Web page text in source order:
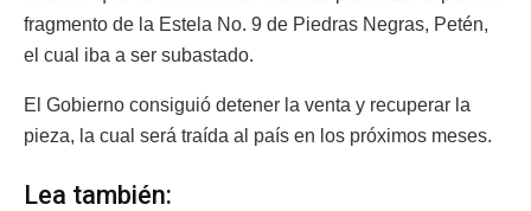
fragmento de la Estela No. 9 de Piedras Negras, Petén,
el cual iba a ser subastado.
El Gobierno consiguió detener la venta y recuperar la
pieza, la cual será traída al país en los próximos meses.
Lea también: